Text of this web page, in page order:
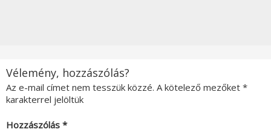
Vélemény, hozzászólás?
Az e-mail címet nem tesszük közzé. A kötelező mezőket *
karakterrel jelöltük
Hozzászólás *